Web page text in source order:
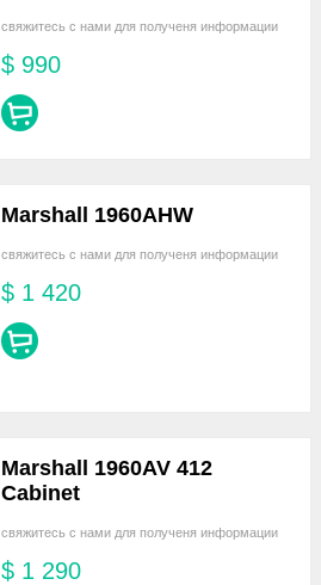
свяжитесь с нами для полученя информации
$ 990
Marshall 1960AHW
свяжитесь с нами для полученя информации
$ 1 420
Marshall 1960AV 412
Cabinet
свяжитесь с нами для полученя информации
$ 1 290